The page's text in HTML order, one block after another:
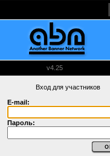
v4.25
Вход для участников
E-mail:
Пароль: